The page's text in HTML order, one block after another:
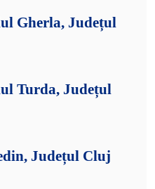
Gherla, Județul
Turda, Județul
Județul Cluj